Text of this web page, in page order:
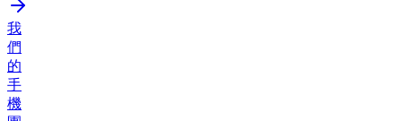
我
們
的
手
機